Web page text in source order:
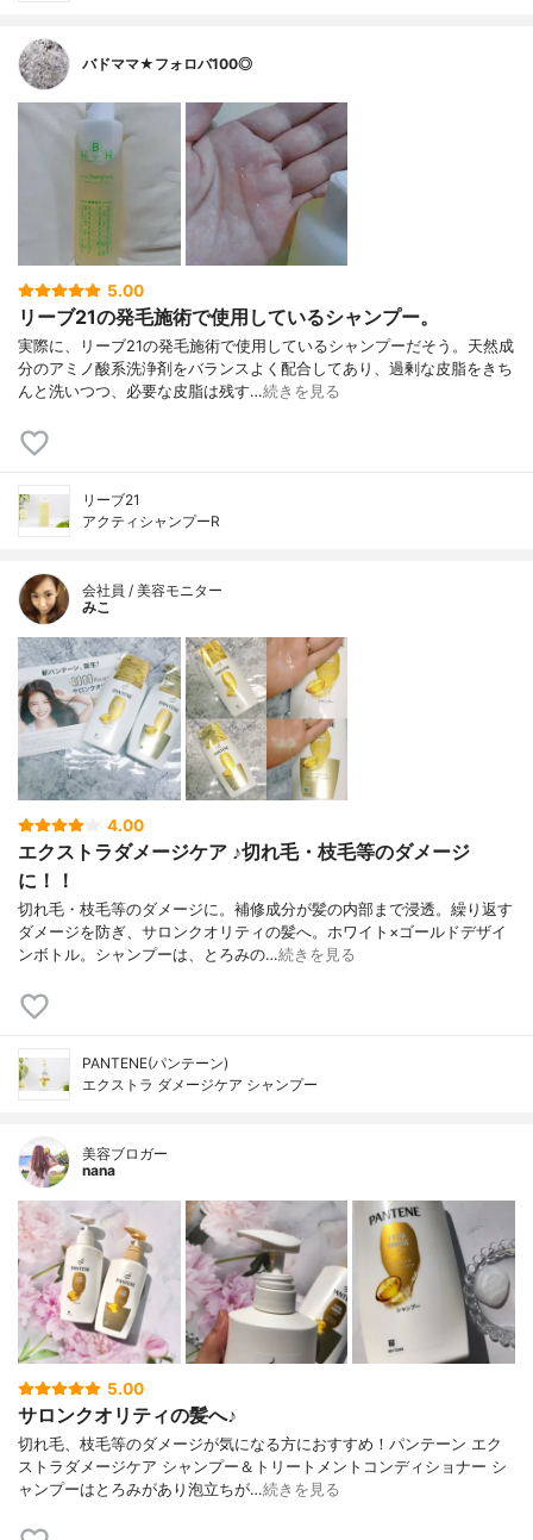
バドママ★フォロバ100◎
5.00
リーブ21の発毛施術で使用しているシャンプー。
実際に、リーブ21の発毛施術で使用しているシャンプーだそう。天然成
分のアミノ酸系洗浄剤をバランスよく配合してあり、過剰な皮脂をきち
んと洗いつつ、必要な皮脂は残す…続きを見る
リーブ21
アクティシャンプーR
会社員 / 美容モニター
みこ
4.00
エクストラダメージケア ♪切れ毛・枝毛等のダメージ
に！！
切れ毛・枝毛等のダメージに。補修成分が髪の内部まで浸透。繰り返す
ダメージを防ぎ、サロンクオリティの髪へ。ホワイト×ゴールドデザイ
ンボトル。シャンプーは、とろみの…続きを見る
PANTENE(パンテーン)
エクストラ ダメージケア シャンプー
美容ブロガー
nana
5.00
サロンクオリティの髪へ♪
切れ毛、枝毛等のダメージが気になる方におすすめ！パンテーン エク
ストラダメージケア シャンプー＆トリートメントコンディショナー シ
ャンプーはとろみがあり泡立ちが…続きを見る